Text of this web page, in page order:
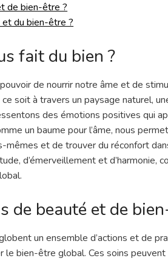
de bien-être ?
du bien-être ?
fait du bien ?
de nourrir notre âme et de
soit à travers un paysage naturel,
des émotions positives qui
un baume pour l’âme, nous
mêmes et de trouver du réconfort
d’émerveillement et d’harmonie,
de beauté et de
un ensemble d’actions et de
le bien-être global. Ces soins